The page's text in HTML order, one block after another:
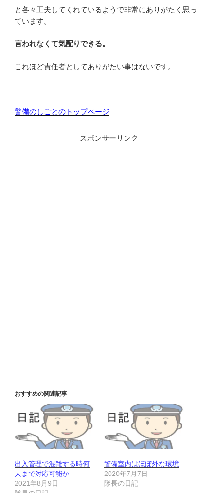
と各々工夫してくれているようで非常にありがたく思っ
ています。
言われなくて気配りできる。
これほど責任者としてありがたい事はないです。
警備のしごとのトップページ
スポンサーリンク
おすすめの関連記事
出入管理で混雑する時何
人まで対応可能か
2021年8月9日
警備室内はほぼ外な環境
2020年7月7日
隊長の日記